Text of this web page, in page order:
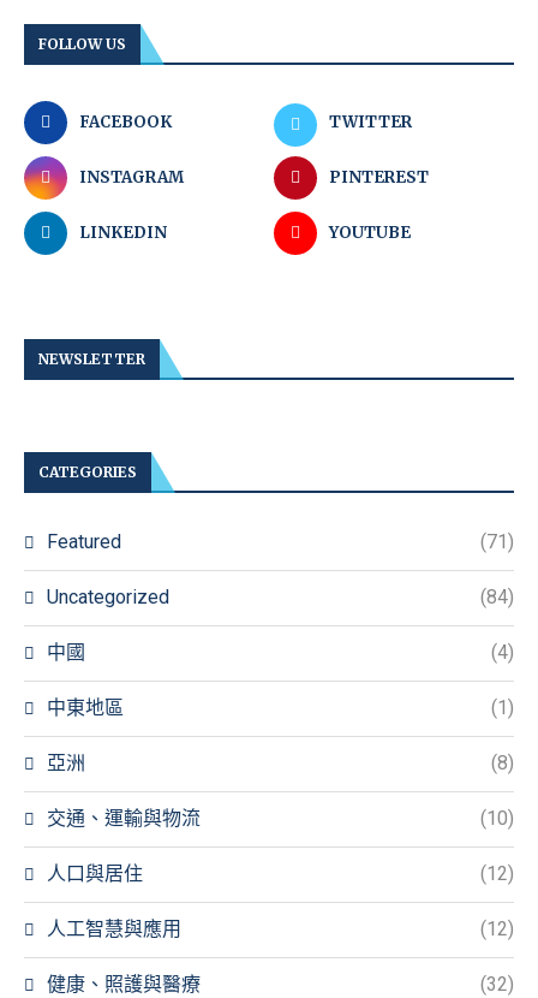
FOLLOW US
FACEBOOK TWITTER
INSTAGRAM PINTEREST
LINKEDIN YOUTUBE
NEWSLETTER
CATEGORIES
Featured (71)
Uncategorized (84)
中國 (4)
中東地區 (1)
亞洲 (8)
交通、運輸與物流 (10)
人口與居住 (12)
人工智慧與應用 (12)
健康、照護與醫療 (32)